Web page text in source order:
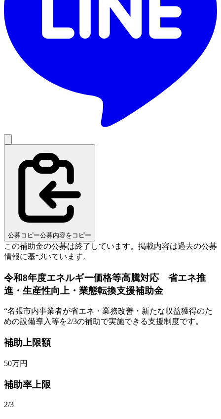
公募コピー公募内容をコピー
この補助金の公募は終了しています。 掲載内容は過去の公募
情報に基づいています。
令和8年度エネルギー価格等高騰対応 省エネ推
進・生産性向上・業態転換支援補助金
“名張市内事業者が省エネ・業務改善・新たな収益獲得のた
めの設備導入等を2/3の補助で実施できる支援制度です。
補助上限額
50万円
補助率上限
2/3